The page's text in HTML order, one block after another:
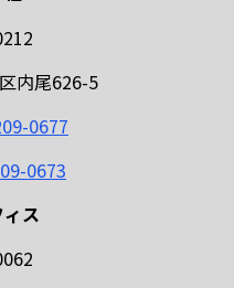
内尾626-5
0677
0673
ス